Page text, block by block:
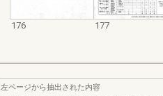
176 177
左ページから抽出された内容